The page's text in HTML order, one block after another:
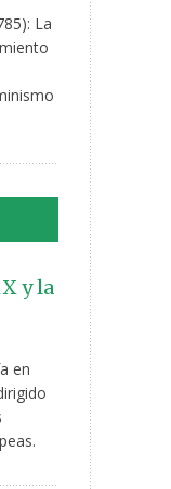
La
y la
en